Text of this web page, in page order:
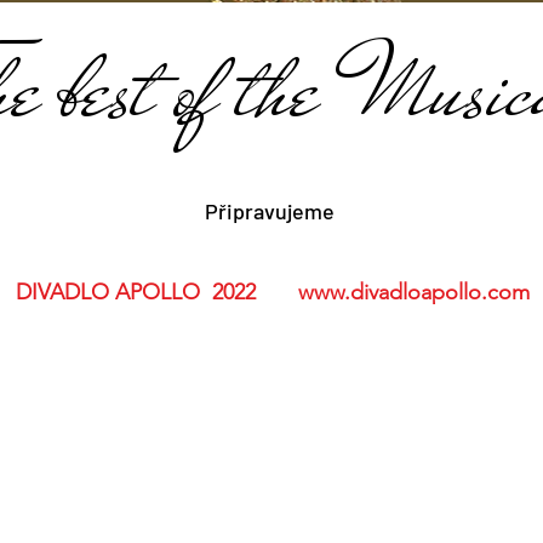
best of the
Připravujeme
DIVADLO APOLLO 2022 www.divadloapollo.com